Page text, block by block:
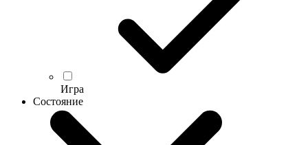
Игра
Состояние